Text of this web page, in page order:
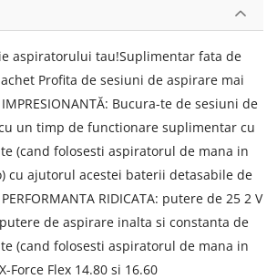
aspiratorului tau!Suplimentar fata de
Profita de sesiuni de aspirare mai
Bucura-te de sesiuni de
un timp de functionare suplimentar cu
(cand folosesti aspiratorul de mana in
cu ajutorul acestei baterii detasabile de
RIDICATA: putere de 25 2 V
de aspirare inalta si constanta de
(cand folosesti aspiratorul de mana in
Force Flex 14.80 si 16.60